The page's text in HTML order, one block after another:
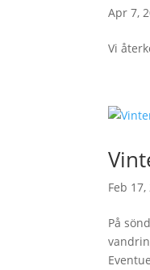
Apr 7,
Vi
Feb 17,
På